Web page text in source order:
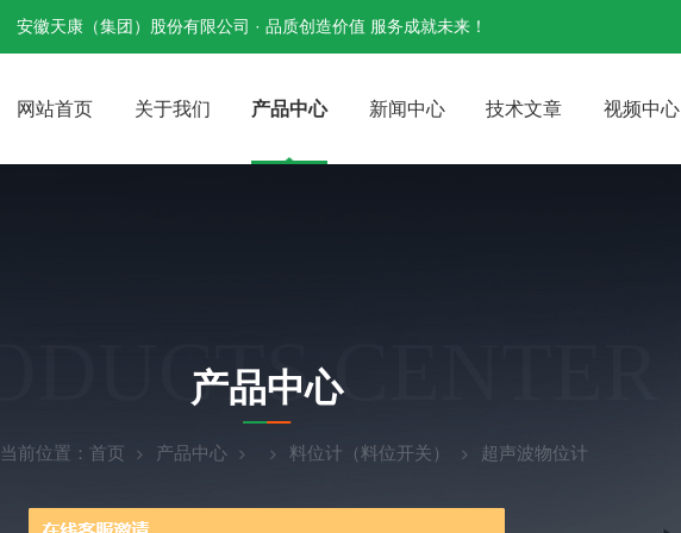
安徽天康（集团）股份有限公司 · 品质创造价值 服务成就未来！
网站首页 关于我们 产品中心 新闻中心 技术文章 视频中心
CENTER
产品中心
当前位置： 首页 产品中心 料位计（料位开关） 超声波物位计